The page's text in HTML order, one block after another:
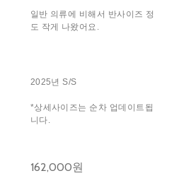
일반 의류에 비해서 반사이즈 정
도 작게 나왔어요.
2025년 S/S
*상세사이즈는 순차 업데이트됩
니다.
162,000원